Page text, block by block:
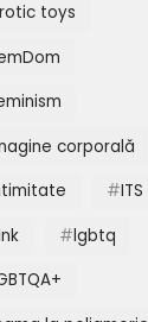
toys
corporală
ITS
lgbtq